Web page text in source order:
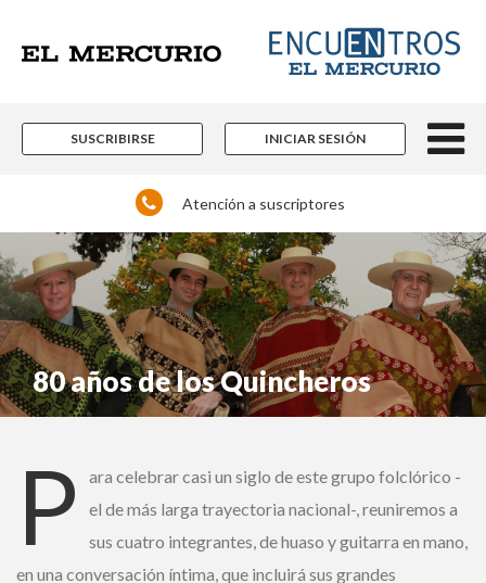
SUSCRIBIRSE INICIAR SESIÓN
Atención a suscriptores
80 años de los Quincheros
P
ara celebrar casi un siglo de este grupo folclórico
-el de más larga trayectoria nacional-, reuniremos
a sus cuatro integrantes, de huaso y guitarra en
mano, en una conversación íntima, que incluirá sus grandes
Suscríbase y continúe
×
hacer nacional e internacional que están
marcando pauta en las más diversas áreas
del conocimiento.
Contenidos editoriales, periodísticos y
culturales en múltiples disciplinas.
Si ya es suscriptor de Encuentros El Mercurio:
Ingrese acá